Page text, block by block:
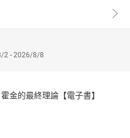
2 - 2026/8/8
金的最終理論【電子書】